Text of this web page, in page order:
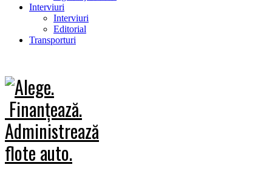
Interviuri
Interviuri
Editorial
Transporturi